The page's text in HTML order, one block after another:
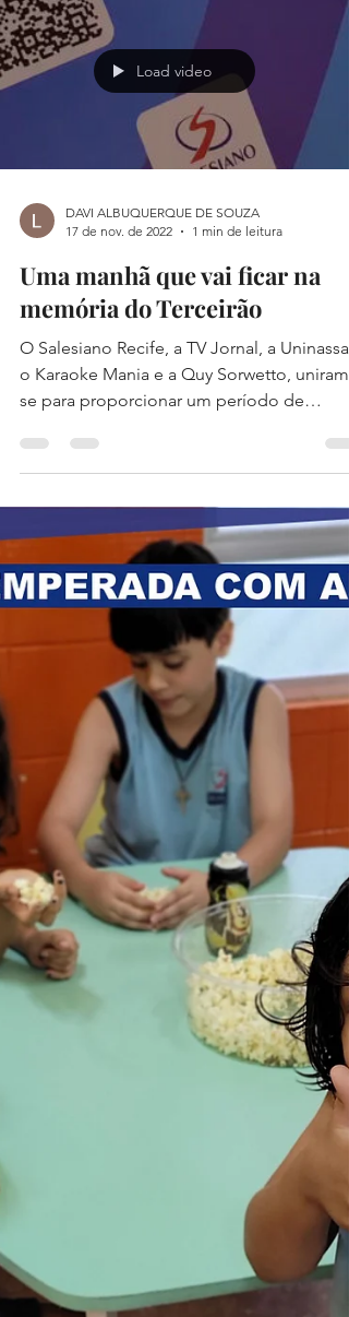
Load video
DAVI ALBUQUERQUE DE SOUZA
Uma manhã que vai ficar na
memória do Terceirão
O Salesiano Recife, a TV Jornal, a
o Karaoke Mania e a Quy Sorwetto, uniram-